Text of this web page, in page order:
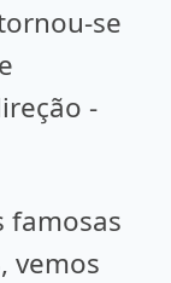
se
-
famosas
vemos